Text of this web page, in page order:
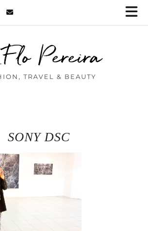
Pereira
TRAVEL & BEAUTY
SONY DSC